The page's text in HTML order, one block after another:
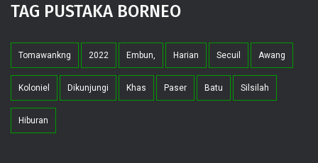
TAG PUSTAKA BORNEO
Tomawankng 2022 Embun, Harian Secuil Awang
Koloniel Dikunjungi Khas Paser Batu Silsilah
Hiburan